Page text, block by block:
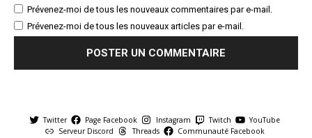
Prévenez-moi de tous les nouveaux commentaires par e-mail.
Prévenez-moi de tous les nouveaux articles par e-mail.
Twitter Page Facebook Instagram Twitch
YouTube
Serveur Discord
Threads Communauté Facebook